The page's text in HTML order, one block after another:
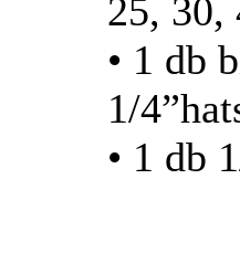
25, 30,
• 1 db
1/
• 1 db